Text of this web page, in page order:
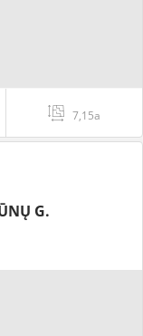
7,15a
G.